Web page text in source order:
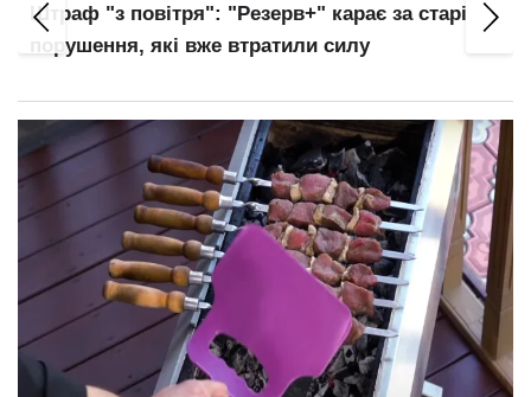
Штраф "з повітря": "Резерв+" карає за старі
порушення, які вже втратили силу